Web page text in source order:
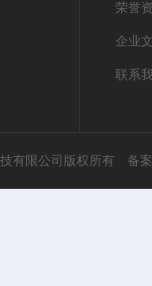
荣誉
企业
联系
有限公司版权所有 备